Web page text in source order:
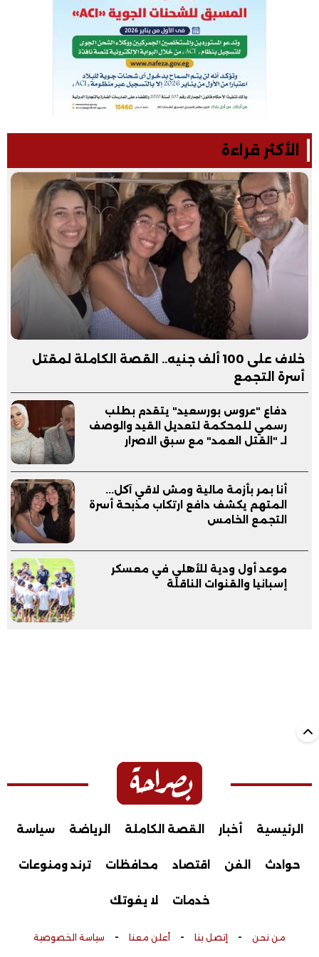
الأكثر قراءة
خلاف على 100 ألف جنيه.. القصة الكاملة لمقتل
أسرة التجمع
دفاع "عروس بورسعيد" يتقدم بطلب
رسمي للمحكمة لتعديل القيد والوصف
لـ "القتل العمد" مع سبق الاصرار
أنا بمر بأزمة مالية ومش لاقي آكل...
المتهم يكشف دافع ارتكاب مذبحة أسرة
التجمع الخامس
موعد أول ودية للأهلي في معسكر
إسبانيا والقنوات الناقلة
الرئيسية أخبار القصة الكاملة الرياضة سياسة
حوادث الفن اقتصاد محافظات ترند ومنوعات
خدمات لا يفوتك
من نحن - إتصل بنا - أعلن معنا - سياسة الخصوصية